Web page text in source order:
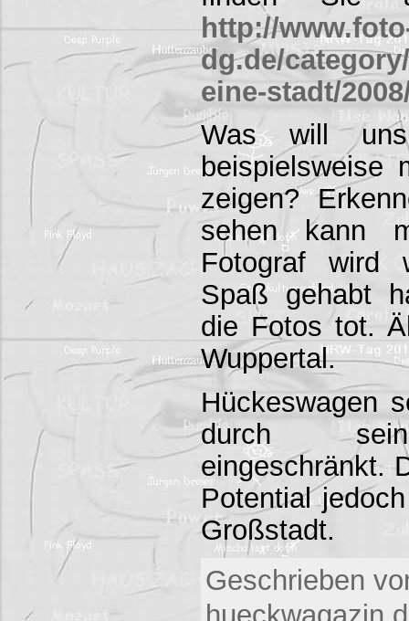
http://
dg.de/
eine-stadt/
Was will
beispielsweise
zeigen?
sehen kann
Fotograf wird
Spaß gehabt
die Fotos tot.
Wuppertal.
Hückeswagen
durch
eingeschränkt.
Potential
Großstadt.
Geschrieben